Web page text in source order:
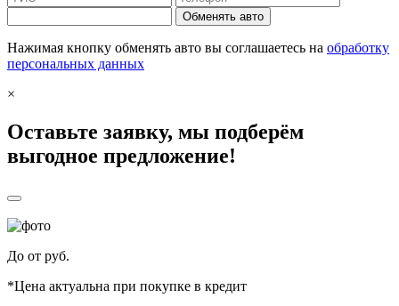
Обменять авто
Нажимая кнопку обменять авто вы соглашаетесь на обработку
персональных данных
×
Оставьте заявку, мы подберём
выгодное предложение!
До от руб.
*Цена актуальна при покупке в кредит